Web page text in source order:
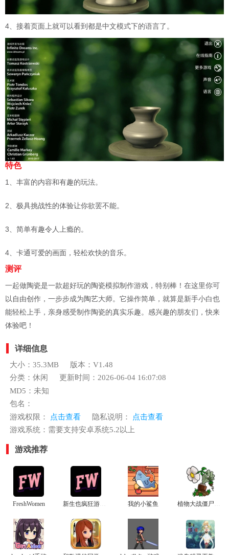
4、接着页面上就可以看到都是中文模式下的语言了。
特色
1、丰富的内容和有趣的玩法。
2、极具挑战性的体验让你欲罢不能。
3、简单有趣令人上瘾的。
4、卡通可爱的画面，轻松欢快的音乐。
测评
一起做陶瓷是一款超好玩的陶瓷模拟制作游戏，特别棒！在这里你可
以自由创作，一步步成为陶艺大师。它操作简单，就算是新手小白也
能轻松上手，亲身感受制作陶瓷的真实乐趣。感兴趣的朋友们，快来
体验吧！
详细信息
大小：35.3MB
版本：V1.48
分类：休闲
更新时间：2026-06-04 16:07:08
MD5：未知
包名：
游戏权限：
点击查看 隐私说明：
点击查看
游戏系统：需要支持安卓系统5.2以上
游戏推荐
FreshWomen 我的小鲨鱼